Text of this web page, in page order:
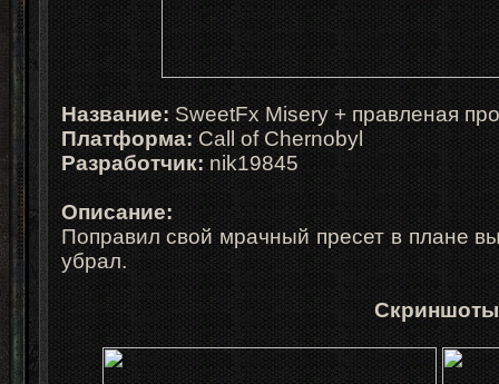
Название: SweetFx Misery + правленая
Платформа:Call of Chernobyl
Разработчик:nik19845
Описание:
Поправил свой мрачный пресет в плане
убрал.